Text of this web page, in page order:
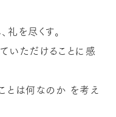
礼を尽くす。
いただけることに感
とは何なのか を考え